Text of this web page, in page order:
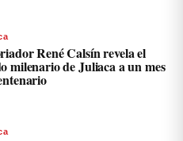
René Calsín revela el
milenario de Juliaca a un mes